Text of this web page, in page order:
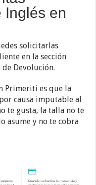
Inglés en
solicitarlas
en la sección
Devolución.
Primeriti es que la
causa imputable al
te gusta, la talla no te
asume y no te cobra